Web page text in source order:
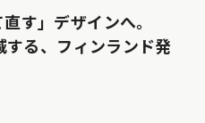
す」デザインへ。
る、フィンランド発